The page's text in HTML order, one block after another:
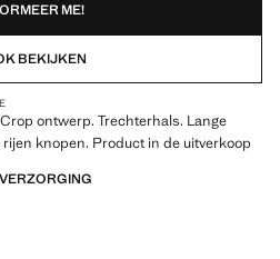
ME!
BEKIJKEN
ontwerp. Trechterhals. Lange
rijen knopen. Product in de uitverkoop